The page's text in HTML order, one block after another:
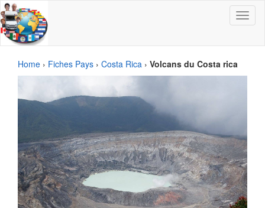
Toggle
Home › Fiches Pays › Costa Rica › Volcans du Costa rica